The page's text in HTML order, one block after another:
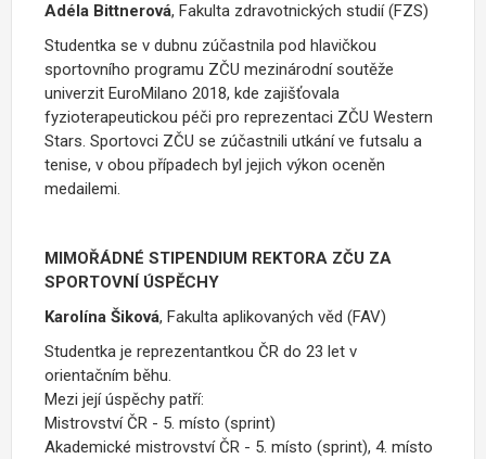
Adéla Bittnerová, Fakulta zdravotnických studií (FZS)
Studentka se v dubnu zúčastnila pod hlavičkou
sportovního programu ZČU mezinárodní soutěže
univerzit EuroMilano 2018, kde zajišťovala
fyzioterapeutickou péči pro reprezentaci ZČU Western
Stars. Sportovci ZČU se zúčastnili utkání ve futsalu a
tenise, v obou případech byl jejich výkon oceněn
medailemi.
MIMOŘÁDNÉ STIPENDIUM REKTORA ZČU ZA
SPORTOVNÍ ÚSPĚCHY
Karolína Šiková, Fakulta aplikovaných věd (FAV)
Studentka je reprezentantkou ČR do 23 let v
orientačním běhu.
Mezi její úspěchy patří:
Mistrovství ČR - 5. místo (sprint)
Akademické mistrovství ČR - 5. místo (sprint), 4. místo